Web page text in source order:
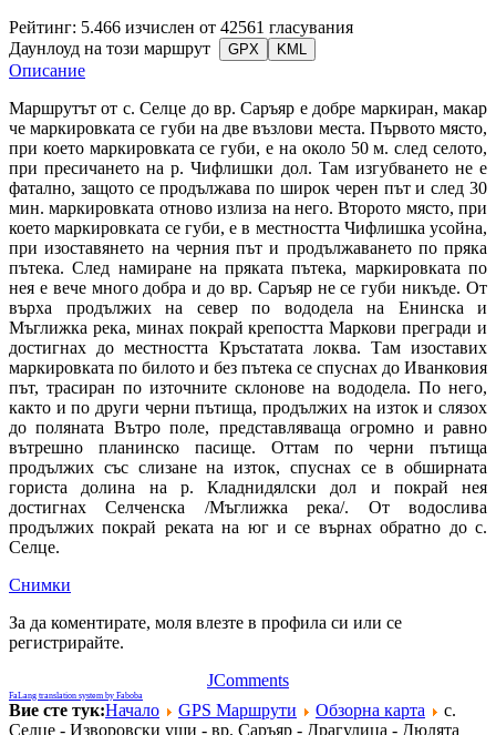
Рейтинг: 5.466 изчислен от 42561 гласувания
Даунлоуд на този маршрут
GPX KML
Описание
Маршрутът от с. Селце до вр. Саръяр е добре маркиран, макар
че маркировката се губи на две възлови места. Първото място,
при което маркировката се губи, е на около 50 м. след селото,
при пресичането на р. Чифлишки дол. Там изгубването не е
фатално, защото се продължава по широк черен път и след 30
мин. маркировката отново излиза на него. Второто място, при
което маркировката се губи, е в местността Чифлишка усойна,
при изоставянето на черния път и продължаването по пряка
пътека. След намиране на пряката пътека, маркировката по
нея е вече много добра и до вр. Саръяр не се губи никъде. От
върха продължих на север по вододела на Енинска и
Мъглижка река, минах покрай крепостта Маркови прегради и
достигнах до местността Кръстатата локва. Там изоставих
маркировката по билото и без пътека се спуснах до Иванковия
път, трасиран по източните склонове на вододела. По него,
както и по други черни пътища, продължих на изток и слязох
до поляната Вътро поле, представляваща огромно и равно
вътрешно планинско пасище. Оттам по черни пътища
продължих със слизане на изток, спуснах се в обширната
гориста долина на р. Кладнидялски дол и покрай нея
достигнах Селченска /Мъглижка река/. От водослива
продължих покрай реката на юг и се върнах обратно до с.
Селце.
Снимки
За да коментирате, моля влезте в профила си или се
регистрирайте.
JComments
FaLang translation system by Faboba
Вие сте тук:Начало GPS Mаршрути Обзорна карта
с.
Селце - Изворовски уши - вр. Саръяр - Драгулица - Дюлята